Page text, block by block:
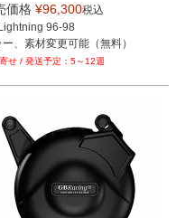
品番：S1
価格 ¥96,300税込
96-98
ー、素材変更可能（無料）
5～12週